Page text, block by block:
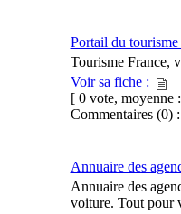
Portail du
Tourisme France,
Voir sa fiche :
[ 0 vote,
Commentaires (0) :
Annuaire des
Annuaire des
voiture. Tout pour